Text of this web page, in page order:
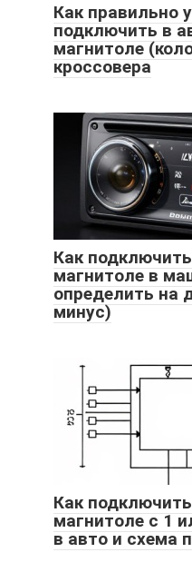
Как правильно
подключить в
магнитоле
кроссовера
Как
магнитоле в
определить на
минус)
Как
магнитоле с 1
в авто и схема